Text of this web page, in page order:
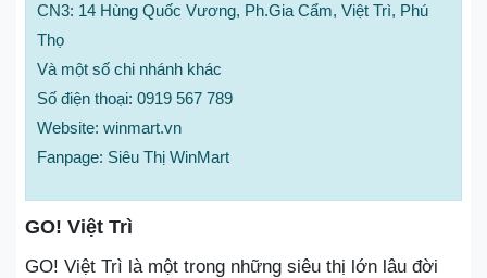
CN3: 14 Hùng Quốc Vương, Ph.Gia Cẩm, Việt Trì, Phú
Thọ
Và một số chi nhánh khác
Số điện thoại: 0919 567 789
Website: winmart.vn
Fanpage: Siêu Thị WinMart
GO! Việt Trì
GO! Việt Trì là một trong những siêu thị lớn lâu đời